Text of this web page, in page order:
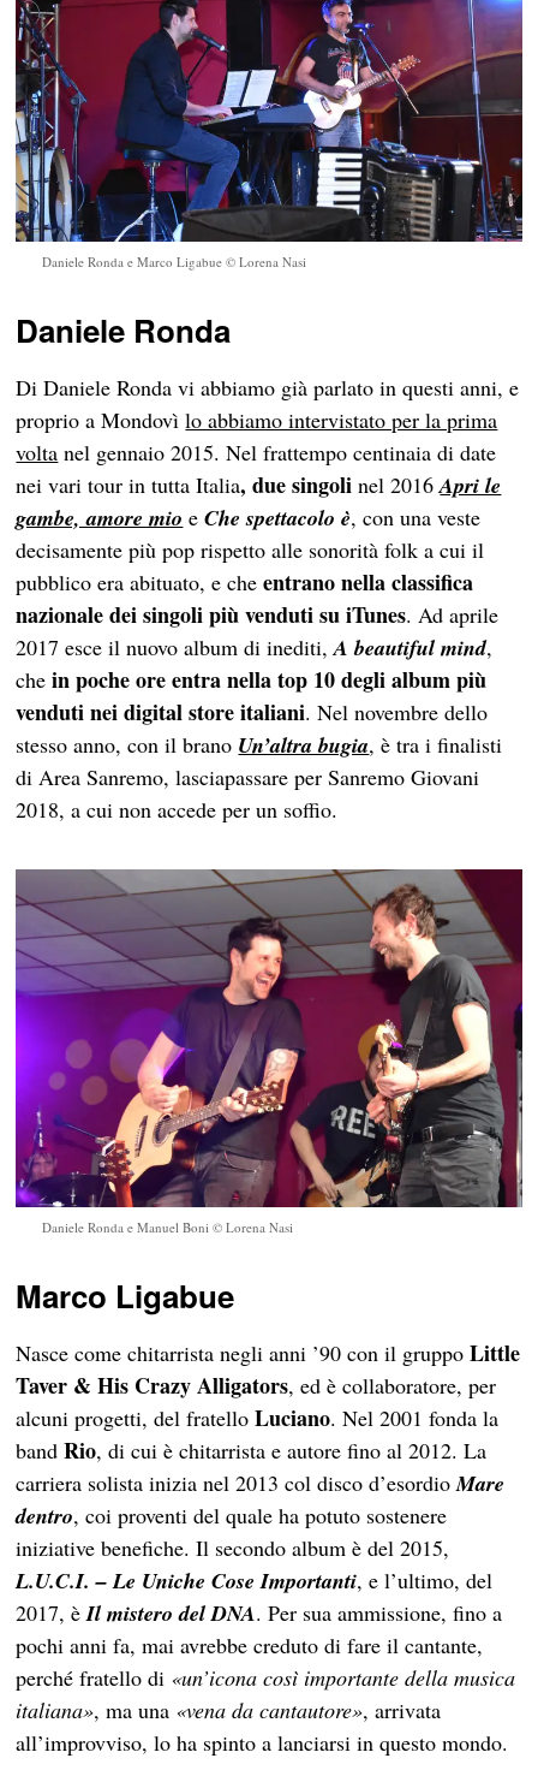
Daniele Ronda e Marco Ligabue © Lorena Nasi
Daniele Ronda
Di Daniele Ronda vi abbiamo già parlato in questi anni, e
proprio a Mondovìlo abbiamo intervistato per la prima
volta nel gennaio 2015. Nel frattempo centinaia di date
nei vari tour in tutta Italia, due singoli nel 2016Apri le
gambe, amore mio eChe spettacolo è, con una veste
decisamente più pop rispetto alle sonorità folk a cui il
pubblico era abituato, e cheentrano nella classifica
nazionale dei singoli più venduti su iTunes. Ad aprile
2017 esce il nuovo album di inediti,A beautiful mind,
chein poche ore entra nella top 10 degli album più
venduti nei digital store italiani. Nel novembre dello
stesso anno, con il brano Un’altra bugia, è tra i finalisti
di Area Sanremo, lasciapassare per Sanremo Giovani
2018, a cui non accede per un soffio.
Daniele Ronda e Manuel Boni © Lorena Nasi
Marco Ligabue
Nasce come chitarrista negli anni ’90 con il gruppoLittle
Taver & His Crazy Alligators, ed è collaboratore, per
alcuni progetti, del fratelloLuciano. Nel 2001 fonda la
bandRio, di cui è chitarrista e autore fino al 2012. La
carriera solista inizia nel 2013 col disco d’esordioMare
dentro, coi proventi del quale ha potuto sostenere
iniziative benefiche. Il secondo album è del 2015,
L.U.C.I. – Le Uniche Cose Importanti, e l’ultimo, del
2017, èIl mistero del DNA. Per sua ammissione, fino a
pochi anni fa, mai avrebbe creduto di fare il cantante,
perché fratello di «un’icona così importante della musica
italiana», ma una «vena da cantautore», arrivata
all’improvviso, lo ha spinto a lanciarsi in questo mondo.